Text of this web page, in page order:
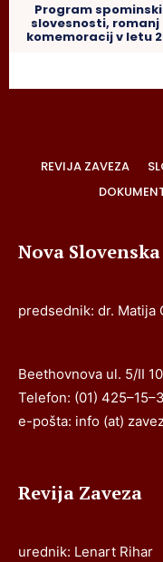
Program
slovesnosti, romanj
komemoracij v letu
REVIJA ZAVEZA
Nova
predsednik: dr. Matija
Beethovnova ul. 5/II
Telefon: (01)
e-pošta: info (at)
Revija Zaveza
urednik: Lenart Rihar